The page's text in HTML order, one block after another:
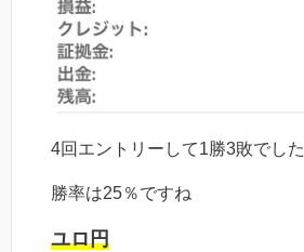
4回エントリーして1勝3敗でした
勝率は25％ですね
ユロ円